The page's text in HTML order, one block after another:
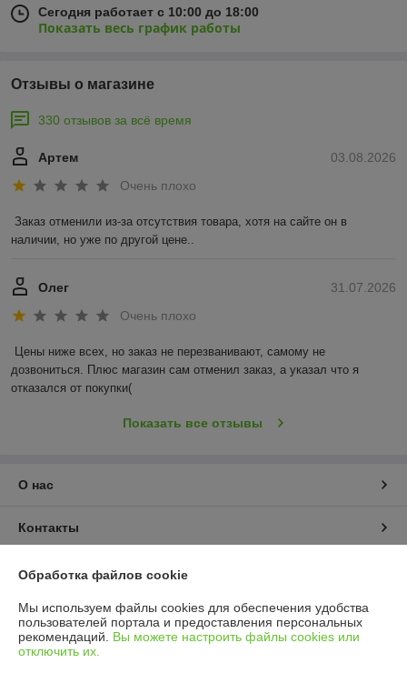
Сегодня работает с 10:00 до 18:00
Показать весь график работы
Отзывы о магазине
330 отзывов за всё время
03.08.2026
Артем
Очень плохо
Заказ отменили из-за отсутствия товара, хотя на сайте он в
наличии, но уже по другой цене..
31.07.2026
Олег
Очень плохо
Цены ниже всех, но заказ не перезванивают, самому не
дозвониться. Плюс магазин сам отменил заказ, а указал что я
отказался от покупки(
Показать все отзывы
О нас
Контакты
Доставка и оплата
График работы
Полная версия сайта
Обработка файлов cookie
Мы используем файлы cookies для обеспечения удобства
пользователей портала и предоставления персональных
рекомендаций. Вы можете настроить файлы cookies или
отключить их.